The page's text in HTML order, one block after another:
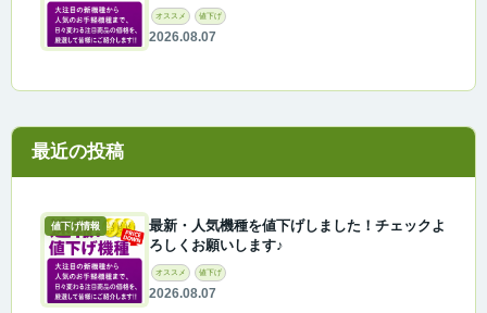
オススメ 値下げ
2026.08.07
最近の投稿
値下げ情報
最新・人気機種を値下げしました！チェックよ
ろしくお願いします♪
オススメ 値下げ
2026.08.07